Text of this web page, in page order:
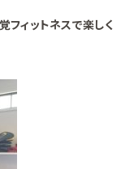
フィットネスで楽しく